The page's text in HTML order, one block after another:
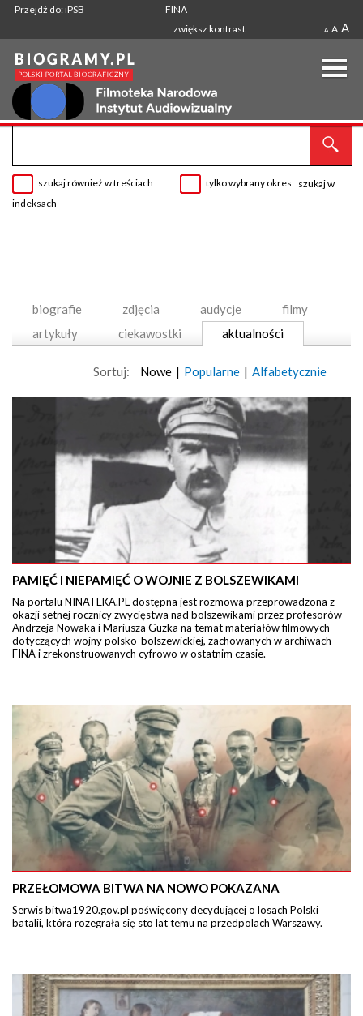
Przejdź do: iPSB
FINA
zwiększ kontrast
A A A
szukaj również w treściach tylko wybrany okres
szukaj w
indeksach
biografie zdjęcia audycje
filmy
artykuły
ciekawostki aktualności
Sortuj: Nowe | Popularne | Alfabetycznie
PAMIĘĆ I NIEPAMIĘĆ O WOJNIE Z BOLSZEWIKAMI
Na portalu NINATEKA.PL dostępna jest rozmowa przeprowadzona z
okazji setnej rocznicy zwycięstwa nad bolszewikami przez profesorów
Andrzeja Nowaka i Mariusza Guzka na temat materiałów filmowych
dotyczących wojny polsko-bolszewickiej, zachowanych w archiwach
FINA i zrekonstruowanych cyfrowo w ostatnim czasie.
PRZEŁOMOWA BITWA NA NOWO POKAZANA
Serwis bitwa1920.gov.pl poświęcony decydującej o losach Polski
batalii, która rozegrała się sto lat temu na przedpolach Warszawy.